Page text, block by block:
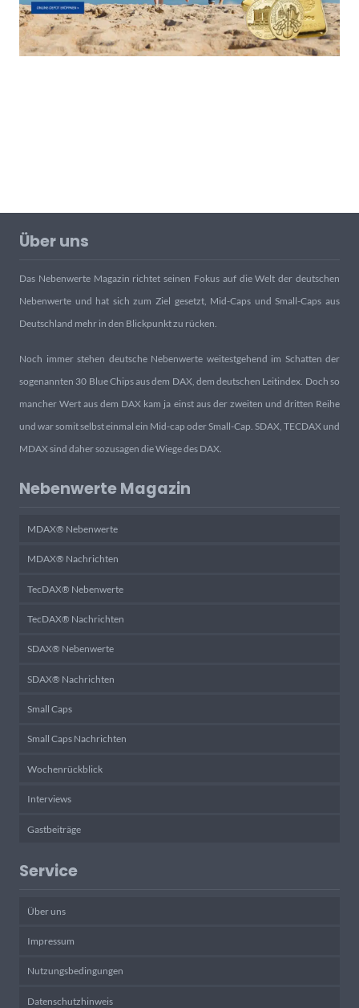
Über uns
Das Nebenwerte Magazin richtet seinen Fokus auf die Welt der deutschen
Nebenwerte und hat sich zum Ziel gesetzt, Mid-Caps und Small-Caps aus
Deutschland mehr in den Blickpunkt zu rücken.
Noch immer stehen deutsche Nebenwerte weitestgehend im Schatten der
sogenannten 30 Blue Chips aus dem DAX, dem deutschen Leitindex. Doch so
mancher Wert aus dem DAX kam ja einst aus der zweiten und dritten Reihe
und war somit selbst einmal ein Mid-cap oder Small-Cap. SDAX, TECDAX und
MDAX sind daher sozusagen die Wiege des DAX.
Nebenwerte Magazin
MDAX® Nebenwerte
MDAX® Nachrichten
TecDAX® Nebenwerte
TecDAX® Nachrichten
SDAX® Nebenwerte
SDAX® Nachrichten
Small Caps
Small Caps Nachrichten
Wochenrückblick
Interviews
Gastbeiträge
Service
Über uns
Impressum
Nutzungsbedingungen
Datenschutzhinweis